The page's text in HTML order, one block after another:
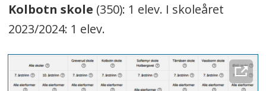
Kolbotn skole (350): 1 elev. I skoleåret
2023/2024: 1 elev.